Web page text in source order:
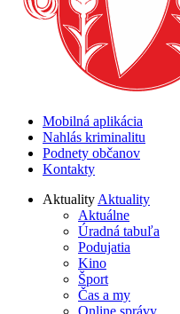
Mobilná aplikácia
Nahlás kriminalitu
Podnety občanov
Kontakty
AktualityAktuality
Aktuálne
Úradná tabuľa
Podujatia
Kino
Šport
Čas a my